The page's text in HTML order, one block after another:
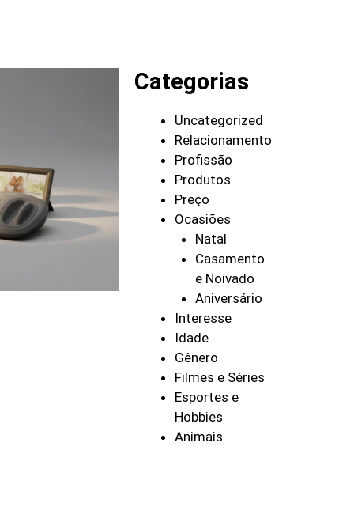
Categorias
Uncategorized
Relacionamento
Profissão
Produtos
Preço
Ocasiões
Natal
Casamento
e Noivado
Aniversário
Interesse
Idade
Gênero
Filmes e Séries
Esportes e
Hobbies
Animais